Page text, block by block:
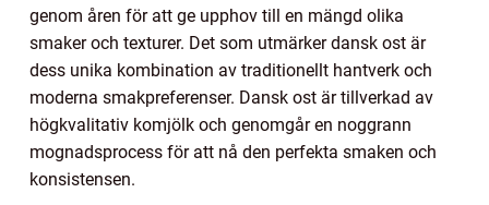
genom åren för att ge upphov till en mängd olika
smaker och texturer. Det som utmärker dansk ost är
dess unika kombination av traditionellt hantverk och
moderna smakpreferenser. Dansk ost är tillverkad av
högkvalitativ komjölk och genomgår en noggrann
mognadsprocess för att nå den perfekta smaken och
konsistensen.